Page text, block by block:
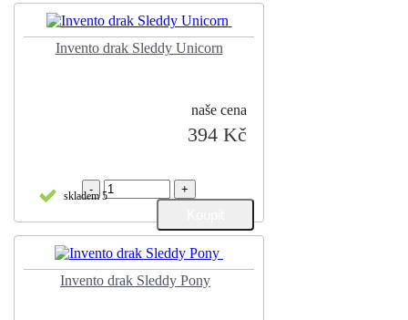
Invento drak Sleddy Unicorn
naše cena
394 Kč
skladem 5
- +
Invento drak Sleddy Pony